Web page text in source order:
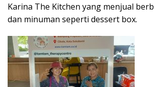
Karina The Kitchen yang menjual
dan minuman seperti dessert box.